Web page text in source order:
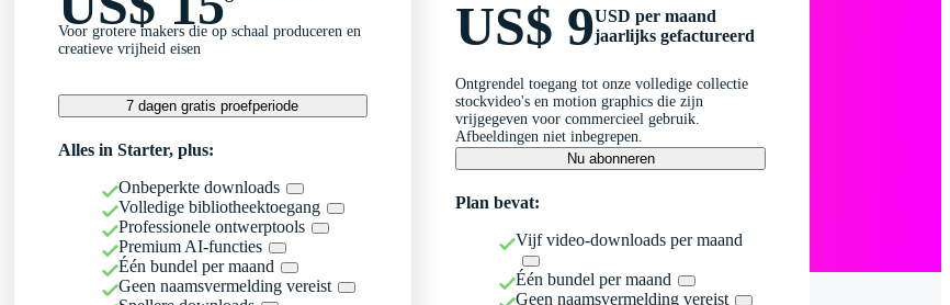
Voor grotere makers die op schaal produceren en
creatieve vrijheid eisen
7 dagen gratis proefperiode
Alles in Starter, plus:
Onbeperkte downloads
Volledige bibliotheektoegang
Professionele ontwerptools
Premium AI-functies
Één bundel per maand
Geen naamsvermelding vereist
US$ 9USD per maand
jaarlijks gefactureerd
Ontgrendel toegang tot onze volledige collectie
stockvideo's en motion graphics die zijn
vrijgegeven voor commercieel gebruik.
Afbeeldingen niet inbegrepen.
Nu abonneren
Plan bevat:
Vijf video-downloads per maand
Één bundel per maand
Geen naamsvermelding vereist